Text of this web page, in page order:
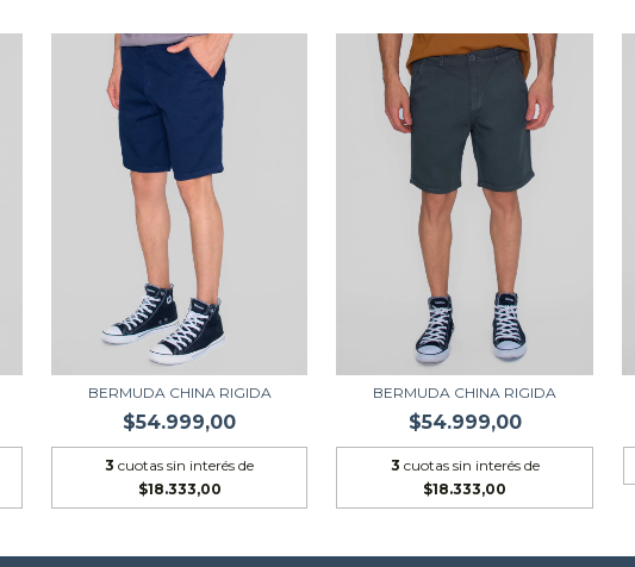
BERMUDA CHINA RIGIDA
$54.999,00
3 cuotas sin interés de
$18.333,00
BERMUDA CHINA RIGIDA
$54.999,00
3 cuotas sin interés de
$18.333,00